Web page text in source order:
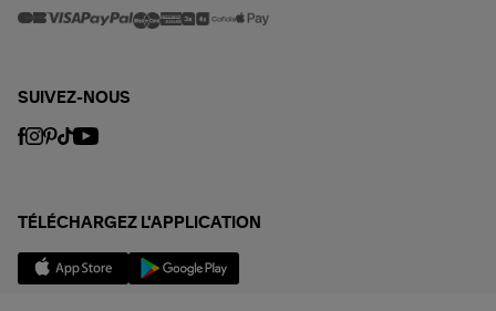
SUIVEZ-NOUS
TÉLÉCHARGEZ L'APPLICATION